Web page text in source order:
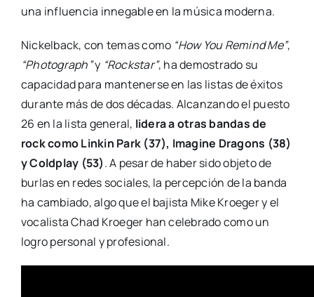
una influencia innegable en la música moderna.
Nickelback, con temas como “How You Remind Me”,
“Photograph”y “Rockstar”, ha demostrado su
capacidad para mantenerse en las listas de éxitos
durante más de dos décadas. Alcanzando el puesto
26 en la lista general, lidera a otras bandas de
rock como Linkin Park (37), Imagine Dragons (38)
y Coldplay (53). A pesar de haber sido objeto de
burlas en redes sociales, la percepción de la banda
ha cambiado, algo que el bajista Mike Kroeger y el
vocalista Chad Kroeger han celebrado como un
logro personal y profesional.